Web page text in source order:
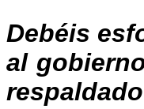
Debéis
al